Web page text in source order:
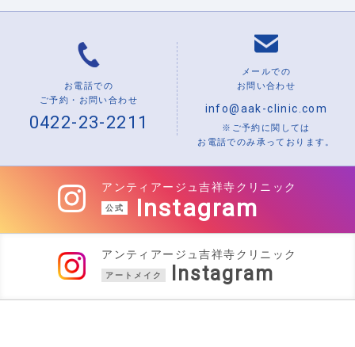
お電話での
ご予約・お問い合わせ
0422-23-2211
メールでの
お問い合わせ
info@aak-clinic.com
※ご予約に関しては
お電話でのみ承っております。
アンティアージュ吉祥寺クリニック
公式 Instagram
アンティアージュ吉祥寺クリニック
アートメイク Instagram